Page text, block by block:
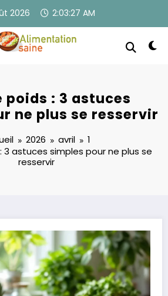
2026 2:03:27 AM
poids : 3 astuces
ne plus se resservir
2026 avril
1
3 astuces simples pour ne plus se
resservir